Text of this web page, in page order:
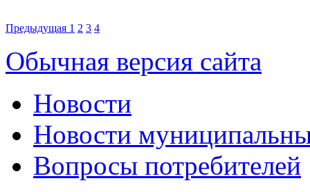
Предыдущая 1 2 3 4
Обычная версия сайта
Новости
Новости
Вопросы потребителей